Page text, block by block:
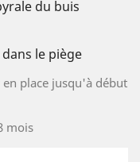
du buis
le piège
place jusqu'à début
mois